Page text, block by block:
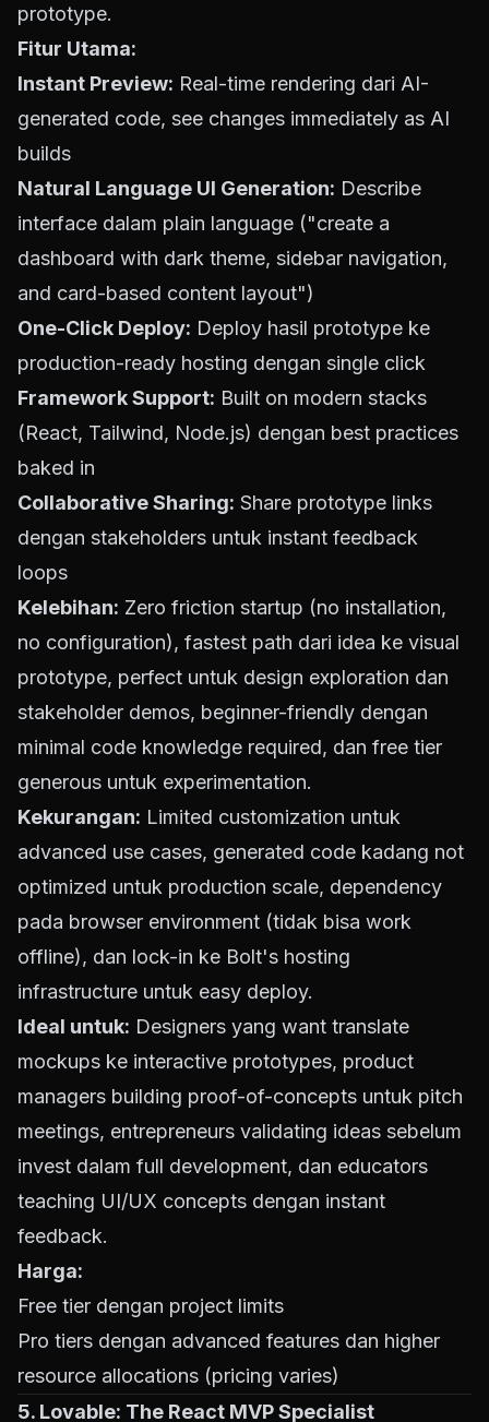
prototype.
Fitur Utama:
Instant Preview: Real-time rendering dari AI-
generated code, see changes immediately as AI
builds
Natural Language UI Generation: Describe
interface dalam plain language ("create a
dashboard with dark theme, sidebar navigation,
and card-based content layout")
One-Click Deploy: Deploy hasil prototype ke
production-ready hosting dengan single click
Framework Support: Built on modern stacks
(React, Tailwind, Node.js) dengan best practices
baked in
Collaborative Sharing: Share prototype links
dengan stakeholders untuk instant feedback
loops
Kelebihan: Zero friction startup (no installation,
no configuration), fastest path dari idea ke visual
prototype, perfect untuk design exploration dan
stakeholder demos, beginner-friendly dengan
minimal code knowledge required, dan free tier
generous untuk experimentation.
Kekurangan: Limited customization untuk
advanced use cases, generated code kadang not
optimized untuk production scale, dependency
pada browser environment (tidak bisa work
offline), dan lock-in ke Bolt's hosting
infrastructure untuk easy deploy.
Ideal untuk: Designers yang want translate
mockups ke interactive prototypes, product
managers building proof-of-concepts untuk pitch
meetings, entrepreneurs validating ideas sebelum
invest dalam full development, dan educators
teaching UI/UX concepts dengan instant
feedback.
Harga:
Free tier dengan project limits
Pro tiers dengan advanced features dan higher
resource allocations (pricing varies)
5. Lovable: The React MVP Specialist